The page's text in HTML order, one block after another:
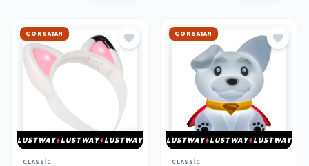
HIZLI KARGO
LUSTWAY LUSTWAY LUSTWAY
CLASSIC
HIZLI KARGO
LUSTWAY LUSTWAY LUSTWAY
CLASSIC